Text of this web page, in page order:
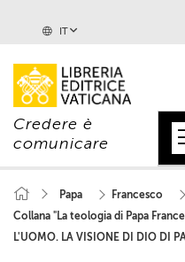
IT
Credere è
comunicare
Papa Francesco
Collana "La teologia di Papa
L'UOMO. LA VISIONE DI DIO DI